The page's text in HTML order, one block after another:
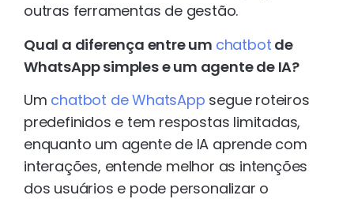
outras ferramentas de gestão.
Qual a diferença entre um chatbot de
WhatsApp simples e um agente de IA?
Um chatbot de WhatsApp segue roteiros
predefinidos e tem respostas limitadas,
enquanto um agente de IA aprende com
interações, entende melhor as intenções
dos usuários e pode personalizar o